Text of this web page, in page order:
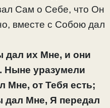
Сам о Себе, что Он
вместе с Собою дал
их Мне, и они
Ныне уразумели
Мне, от Тебя есть;
дал Мне, Я передал